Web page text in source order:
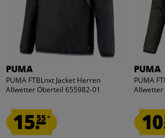
PUMA
PUMA FTBLnxt Jacket Herren
Allwetter Oberteil 655982-01
15.55*
PUMA
PUMA
Allwetter